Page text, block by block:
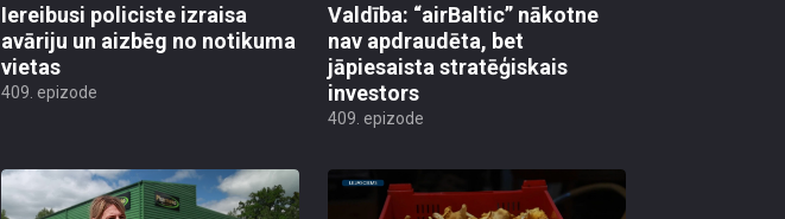
Iereibusi policiste izraisa
avāriju un aizbēg no notikuma
vietas
409. epizode
Valdība: “airBaltic” nākotne
nav apdraudēta, bet
jāpiesaista stratēģiskais
investors
409. epizode